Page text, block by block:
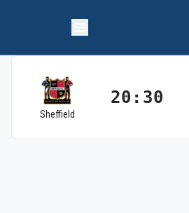
Sheffield
20:30